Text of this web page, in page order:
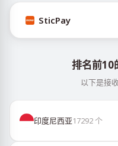
SticPay
排名前10
以下是接
印度尼西亚17292个